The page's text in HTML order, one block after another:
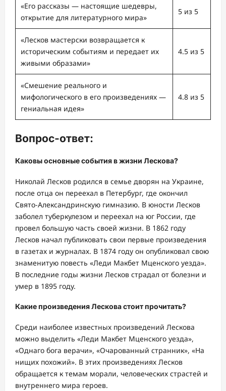
«Его рассказы — настоящие шедевры,
открытие для литературного мира»
5 из 5
«Лесков мастерски возвращается к
историческим событиям и передает их
живыми образами»
4.5 из 5
«Смешение реального и
мифологического в его произведениях —
гениальная идея»
4.8 из 5
Вопрос-ответ:
Каковы основные события в жизни Лескова?
Николай Лесков родился в семье дворян на Украине,
после отца он переехал в Петербург, где окончил
Свято-Александринскую гимназию. В юности Лесков
заболел туберкулезом и переехал на юг России, где
провел большую часть своей жизни. В 1862 году
Лесков начал публиковать свои первые произведения
в газетах и журналах. В 1874 году он опубликовал свою
знаменитую повесть «Леди Макбет Мценского уезда».
В последние годы жизни Лесков страдал от болезни и
умер в 1895 году.
Какие произведения Лескова стоит прочитать?
Среди наиболее известных произведений Лескова
можно выделить «Леди Макбет Мценского уезда»,
«Однаго бога верачи», «Очарованный странник», «На
нищих похожий». В этих произведениях Лесков
обращается к темам морали, человеческих страстей и
внутреннего мира героев.